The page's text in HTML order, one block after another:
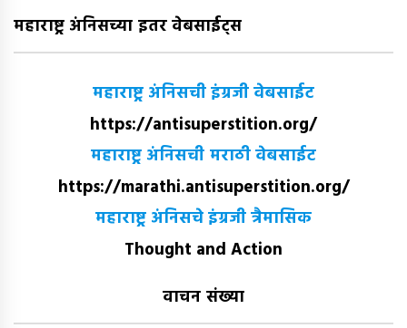
महाराष्ट्र अंनिसच्या इतर वेबसाईट्स
महाराष्ट्र अंनिसची इंग्रजी वेबसाईट
https://antisuperstition.org/
महाराष्ट्र अंनिसची मराठी वेबसाईट
https://marathi.antisuperstition.org/
महाराष्ट्र अंनिसचे इंग्रजी त्रैमासिक
Thought and Action
वाचन संख्या